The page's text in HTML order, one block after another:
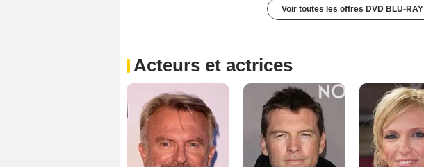
Voir toutes les offres DVD BLU-RAY
Acteurs et actrices